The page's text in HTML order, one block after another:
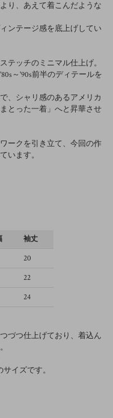
り、あえて着こんだような
ンテージ感を底上げしてい
テッチのミニマル仕上げ。
～'90s前半のディテールを
、シャリ感のあるアメリカ
とった一着」へと昇華させ
ークを引き立て、今回の作
います。
袖丈
20
22
24
づつ仕上げており、着込ん
イズです。